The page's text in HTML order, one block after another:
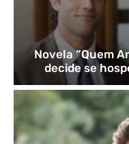
Novela “Quem
decide se